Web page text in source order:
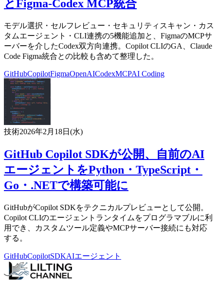
とFigma-Codex MCP統合
モデル選択・セルフレビュー・セキュリティスキャン・カス
タムエージェント・CLI連携の5機能追加と、FigmaのMCPサ
ーバーを介したCodex双方向連携。Copilot CLIのGA、Claude
Code Figma統合との比較も含めて整理した。
GitHubCopilotFigmaOpenAICodexMCPAI Coding
技術2026年2月18日(水)
GitHub Copilot SDKが公開、自前のAI
エージェントをPython・TypeScript・
Go・.NETで構築可能に
GitHubがCopilot SDKをテクニカルプレビューとして公開。
Copilot CLIのエージェントランタイムをプログラマブルに利
用でき、カスタムツール定義やMCPサーバー接続にも対応
する。
GitHubCopilotSDKAIエージェント